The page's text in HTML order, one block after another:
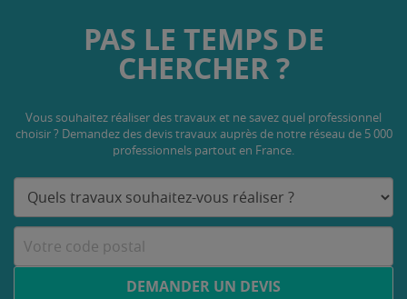
PAS LE TEMPS DE
CHERCHER ?
Vous souhaitez réaliser des travaux et ne savez quel professionnel
choisir ? Demandez des devis travaux auprès de notre réseau de 5 000
professionnels partout en France.
DEMANDER UN DEVIS